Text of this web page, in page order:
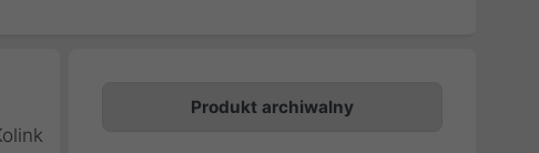
Produkt archiwalny